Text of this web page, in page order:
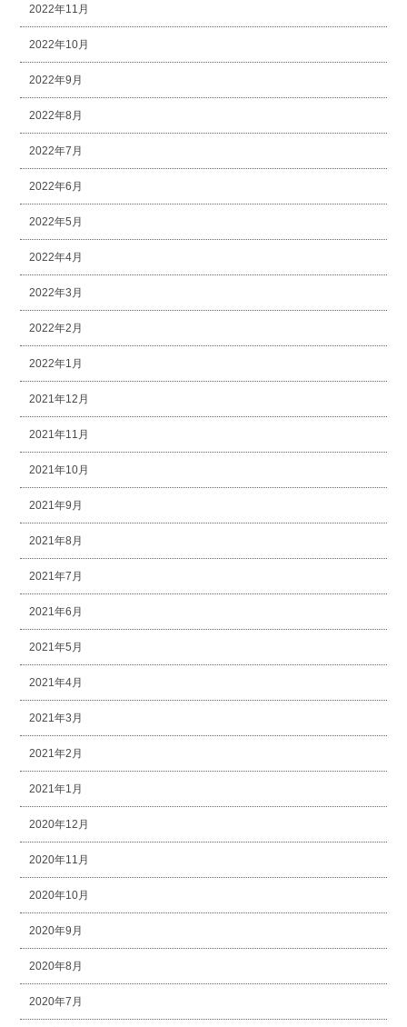
2022年11月
2022年10月
2022年9月
2022年8月
2022年7月
2022年6月
2022年5月
2022年4月
2022年3月
2022年2月
2022年1月
2021年12月
2021年11月
2021年10月
2021年9月
2021年8月
2021年7月
2021年6月
2021年5月
2021年4月
2021年3月
2021年2月
2021年1月
2020年12月
2020年11月
2020年10月
2020年9月
2020年8月
2020年7月